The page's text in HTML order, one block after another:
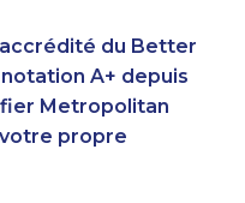
du Better
A+ depuis
Metropolitan
propre